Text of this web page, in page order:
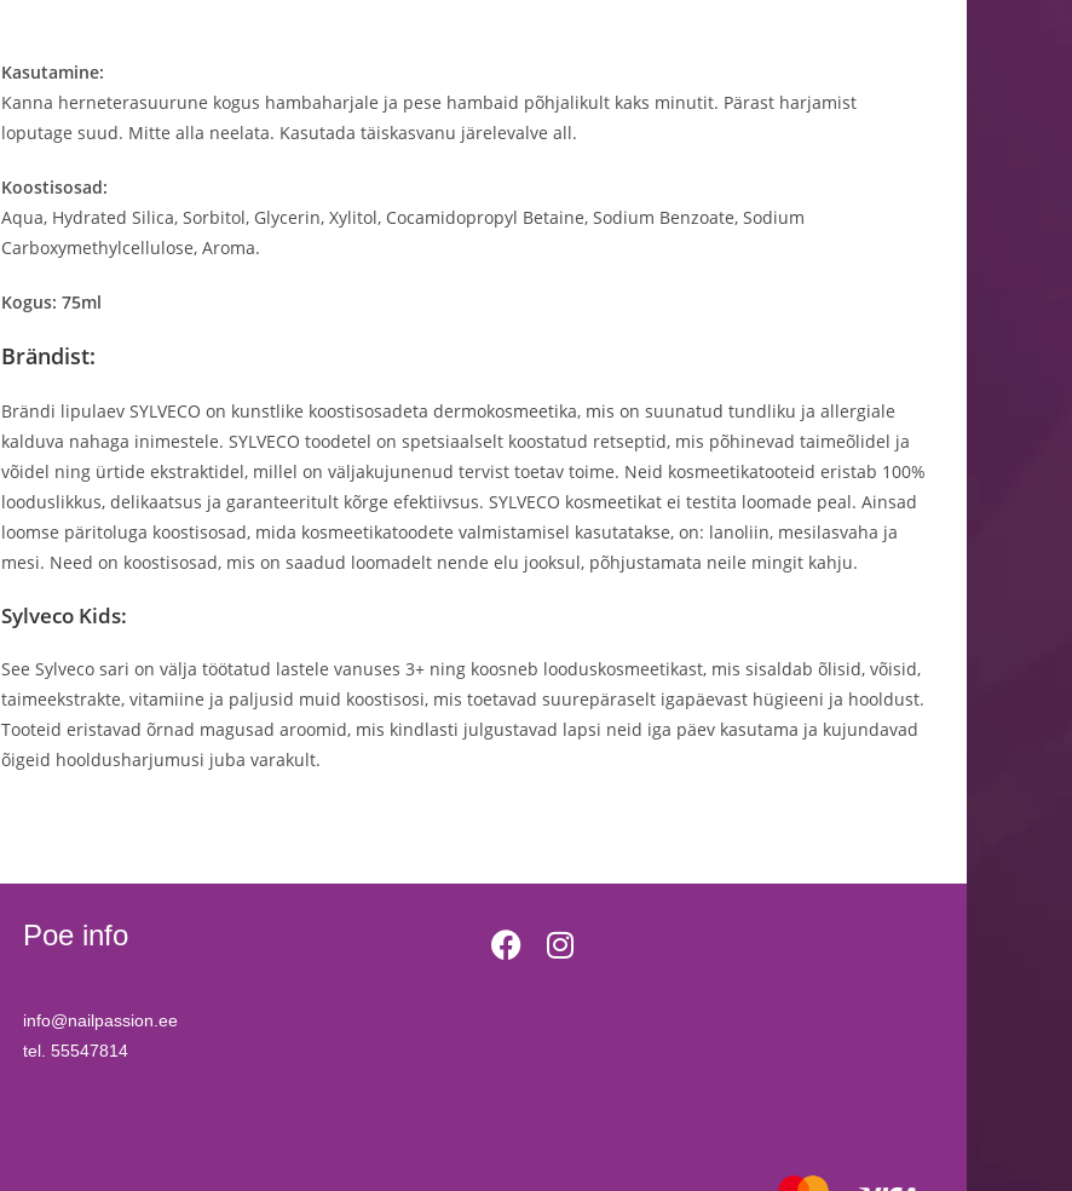
Kasutamine:
Kanna herneterasuurune kogus hambaharjale ja pese hambaid põhjalikult kaks minutit. Pärast harjamist
loputage suud. Mitte alla neelata. Kasutada täiskasvanu järelevalve all.
Koostisosad:
Aqua, Hydrated Silica, Sorbitol, Glycerin, Xylitol, Cocamidopropyl Betaine, Sodium Benzoate, Sodium
Carboxymethylcellulose, Aroma.
Kogus: 75ml
Brändist:
Brändi lipulaev SYLVECO on kunstlike koostisosadeta dermokosmeetika, mis on suunatud tundliku ja allergiale
kalduva nahaga inimestele. SYLVECO toodetel on spetsiaalselt koostatud retseptid, mis põhinevad taimeõlidel ja
võidel ning ürtide ekstraktidel, millel on väljakujunenud tervist toetav toime. Neid kosmeetikatooteid eristab 100%
looduslikkus, delikaatsus ja garanteeritult kõrge efektiivsus. SYLVECO kosmeetikat ei testita loomade peal. Ainsad
loomse päritoluga koostisosad, mida kosmeetikatoodete valmistamisel kasutatakse, on: lanoliin, mesilasvaha ja
mesi. Need on koostisosad, mis on saadud loomadelt nende elu jooksul, põhjustamata neile mingit kahju.
Sylveco Kids:
See Sylveco sari on välja töötatud lastele vanuses 3+ ning koosneb looduskosmeetikast, mis sisaldab õlisid, võisid,
taimeekstrakte, vitamiine ja paljusid muid koostisosi, mis toetavad suurepäraselt igapäevast hügieeni ja hooldust.
Tooteid eristavad õrnad magusad aroomid, mis kindlasti julgustavad lapsi neid iga päev kasutama ja kujundavad
õigeid hooldusharjumusi juba varakult.
Poe info
info@nailpassion.ee
tel. 55547814